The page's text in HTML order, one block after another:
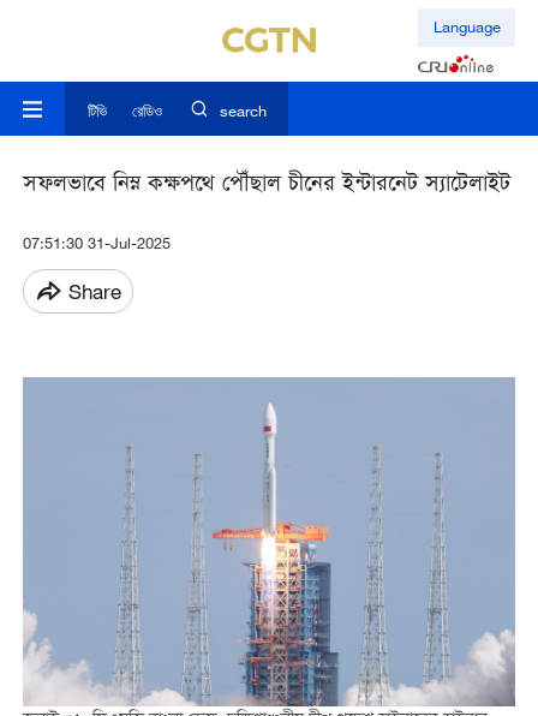
Language
টিভি রেডিও search
সফলভাবে নিম্ন কক্ষপথে পৌঁছাল চীনের ইন্টারনেট স্যাটেলাইট
07:51:30 31-Jul-2025
Share